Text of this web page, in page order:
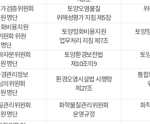
검증위원회
명단
토양오염물질
위해성평가 지침 제5장
비용지원
원회 위원
명단
토양정화비용지원
업무처리 지침 제7조
토양
자문위원회
명단
토양환경보전법
제10조의9
토
관리정보
의위원회
명단
환경오염시설법 시행령
제27조
통합
관리위원회
명단
화학물질관리위원회
운영규정
화